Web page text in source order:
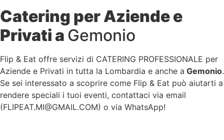
Catering per Aziende e
Privati a Gemonio
Flip & Eat offre servizi di CATERING PROFESSIONALE per
Aziende e Privati in tutta la Lombardia e anche a Gemonio.
Se sei interessato a scoprire come Flip & Eat può aiutarti a
rendere speciali i tuoi eventi, contattaci via email
(FLIPEAT.MI@GMAIL.COM) o via WhatsApp!